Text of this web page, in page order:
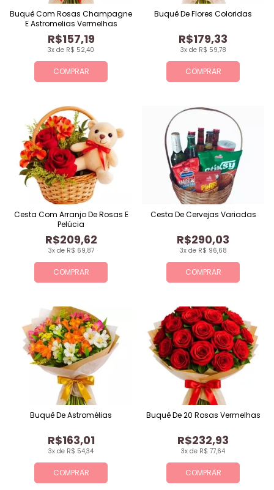
COMPRAR
3x de R$ 52,40
R$157,19
Buquê Com Rosas Champagne
E Astromelias Vermelhas
COMPRAR
3x de R$ 59,78
R$179,33
Buquê De Flores Coloridas
COMPRAR
3x de R$ 69,87
R$209,62
Cesta Com Arranjo De Rosas E
Pelúcia
COMPRAR
3x de R$ 96,68
R$290,03
Cesta De Cervejas Variadas
COMPRAR
3x de R$ 54,34
R$163,01
Buquê De Astromélias
COMPRAR
3x de R$ 77,64
R$232,93
Buquê De 20 Rosas Vermelhas